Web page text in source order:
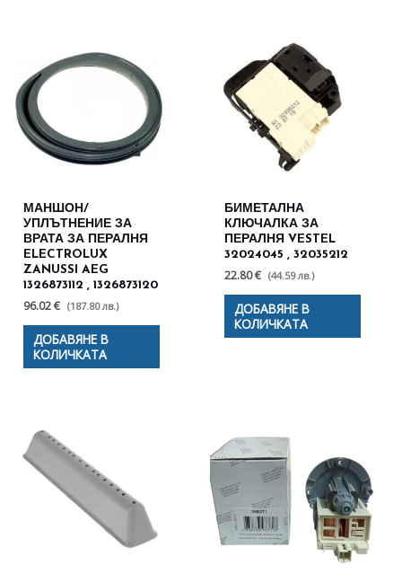
МАНШОН/
УПЛЪТНЕНИЕ ЗА
ВРАТА ЗА ПЕРАЛНЯ
ELECTROLUX
ZANUSSI AEG
1326873112 , 1326873120
96.02 € (187.80 лв.)
ДОБАВЯНЕ В
КОЛИЧКАТА
БИМЕТАЛНА
КЛЮЧАЛКА ЗА
ПЕРАЛНЯ VESTEL
32024045 , 32035212
22.80 € (44.59 лв.)
ДОБАВЯНЕ В
КОЛИЧКАТА